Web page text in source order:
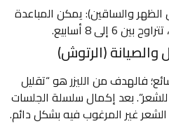
الظهر والساقين): يمكن المباعدة
إلى 8 أسابيع.
والصيانة (الرتوش)
فالهدف من الليزر هو “تقليل
للشعر”. بعد إكمال سلسلة الجلسات
الشعر غير المرغوب فيه بشكل دائم.